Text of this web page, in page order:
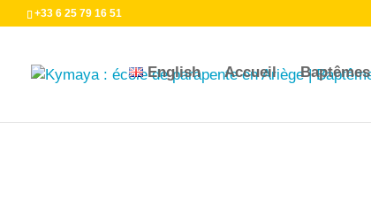
+33 6 25 79 16 51
English Accueil Baptêmes